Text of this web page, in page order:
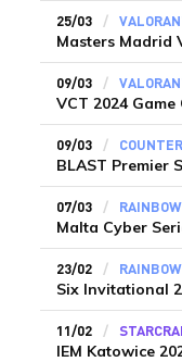
25/03
Masters Madrid
09/03
VCT 2024
09/03
BLAST Premier
07/03
Malta Cyber
23/02
Six Invitational
11/02
IEM Katowice